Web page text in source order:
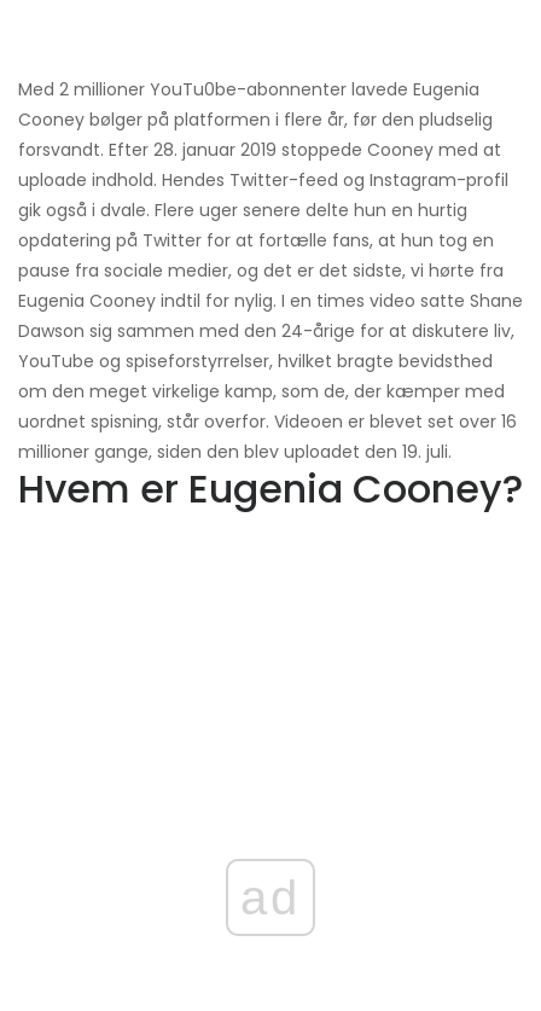
Med 2 millioner YouTu0be-abonnenter lavede Eugenia
Cooney bølger på platformen i flere år, før den pludselig
forsvandt. Efter 28. januar 2019 stoppede Cooney med at
uploade indhold. Hendes Twitter-feed og Instagram-profil
gik også i dvale. Flere uger senere delte hun en hurtig
opdatering på Twitter for at fortælle fans, at hun tog en
pause fra sociale medier, og det er det sidste, vi hørte fra
Eugenia Cooney indtil for nylig. I en times video satte Shane
Dawson sig sammen med den 24-årige for at diskutere liv,
YouTube og spiseforstyrrelser, hvilket bragte bevidsthed
om den meget virkelige kamp, ​​som de, der kæmper med
uordnet spisning, står overfor. Videoen er blevet set over 16
millioner gange, siden den blev uploadet den 19. juli.
Hvem er Eugenia Cooney?
ad